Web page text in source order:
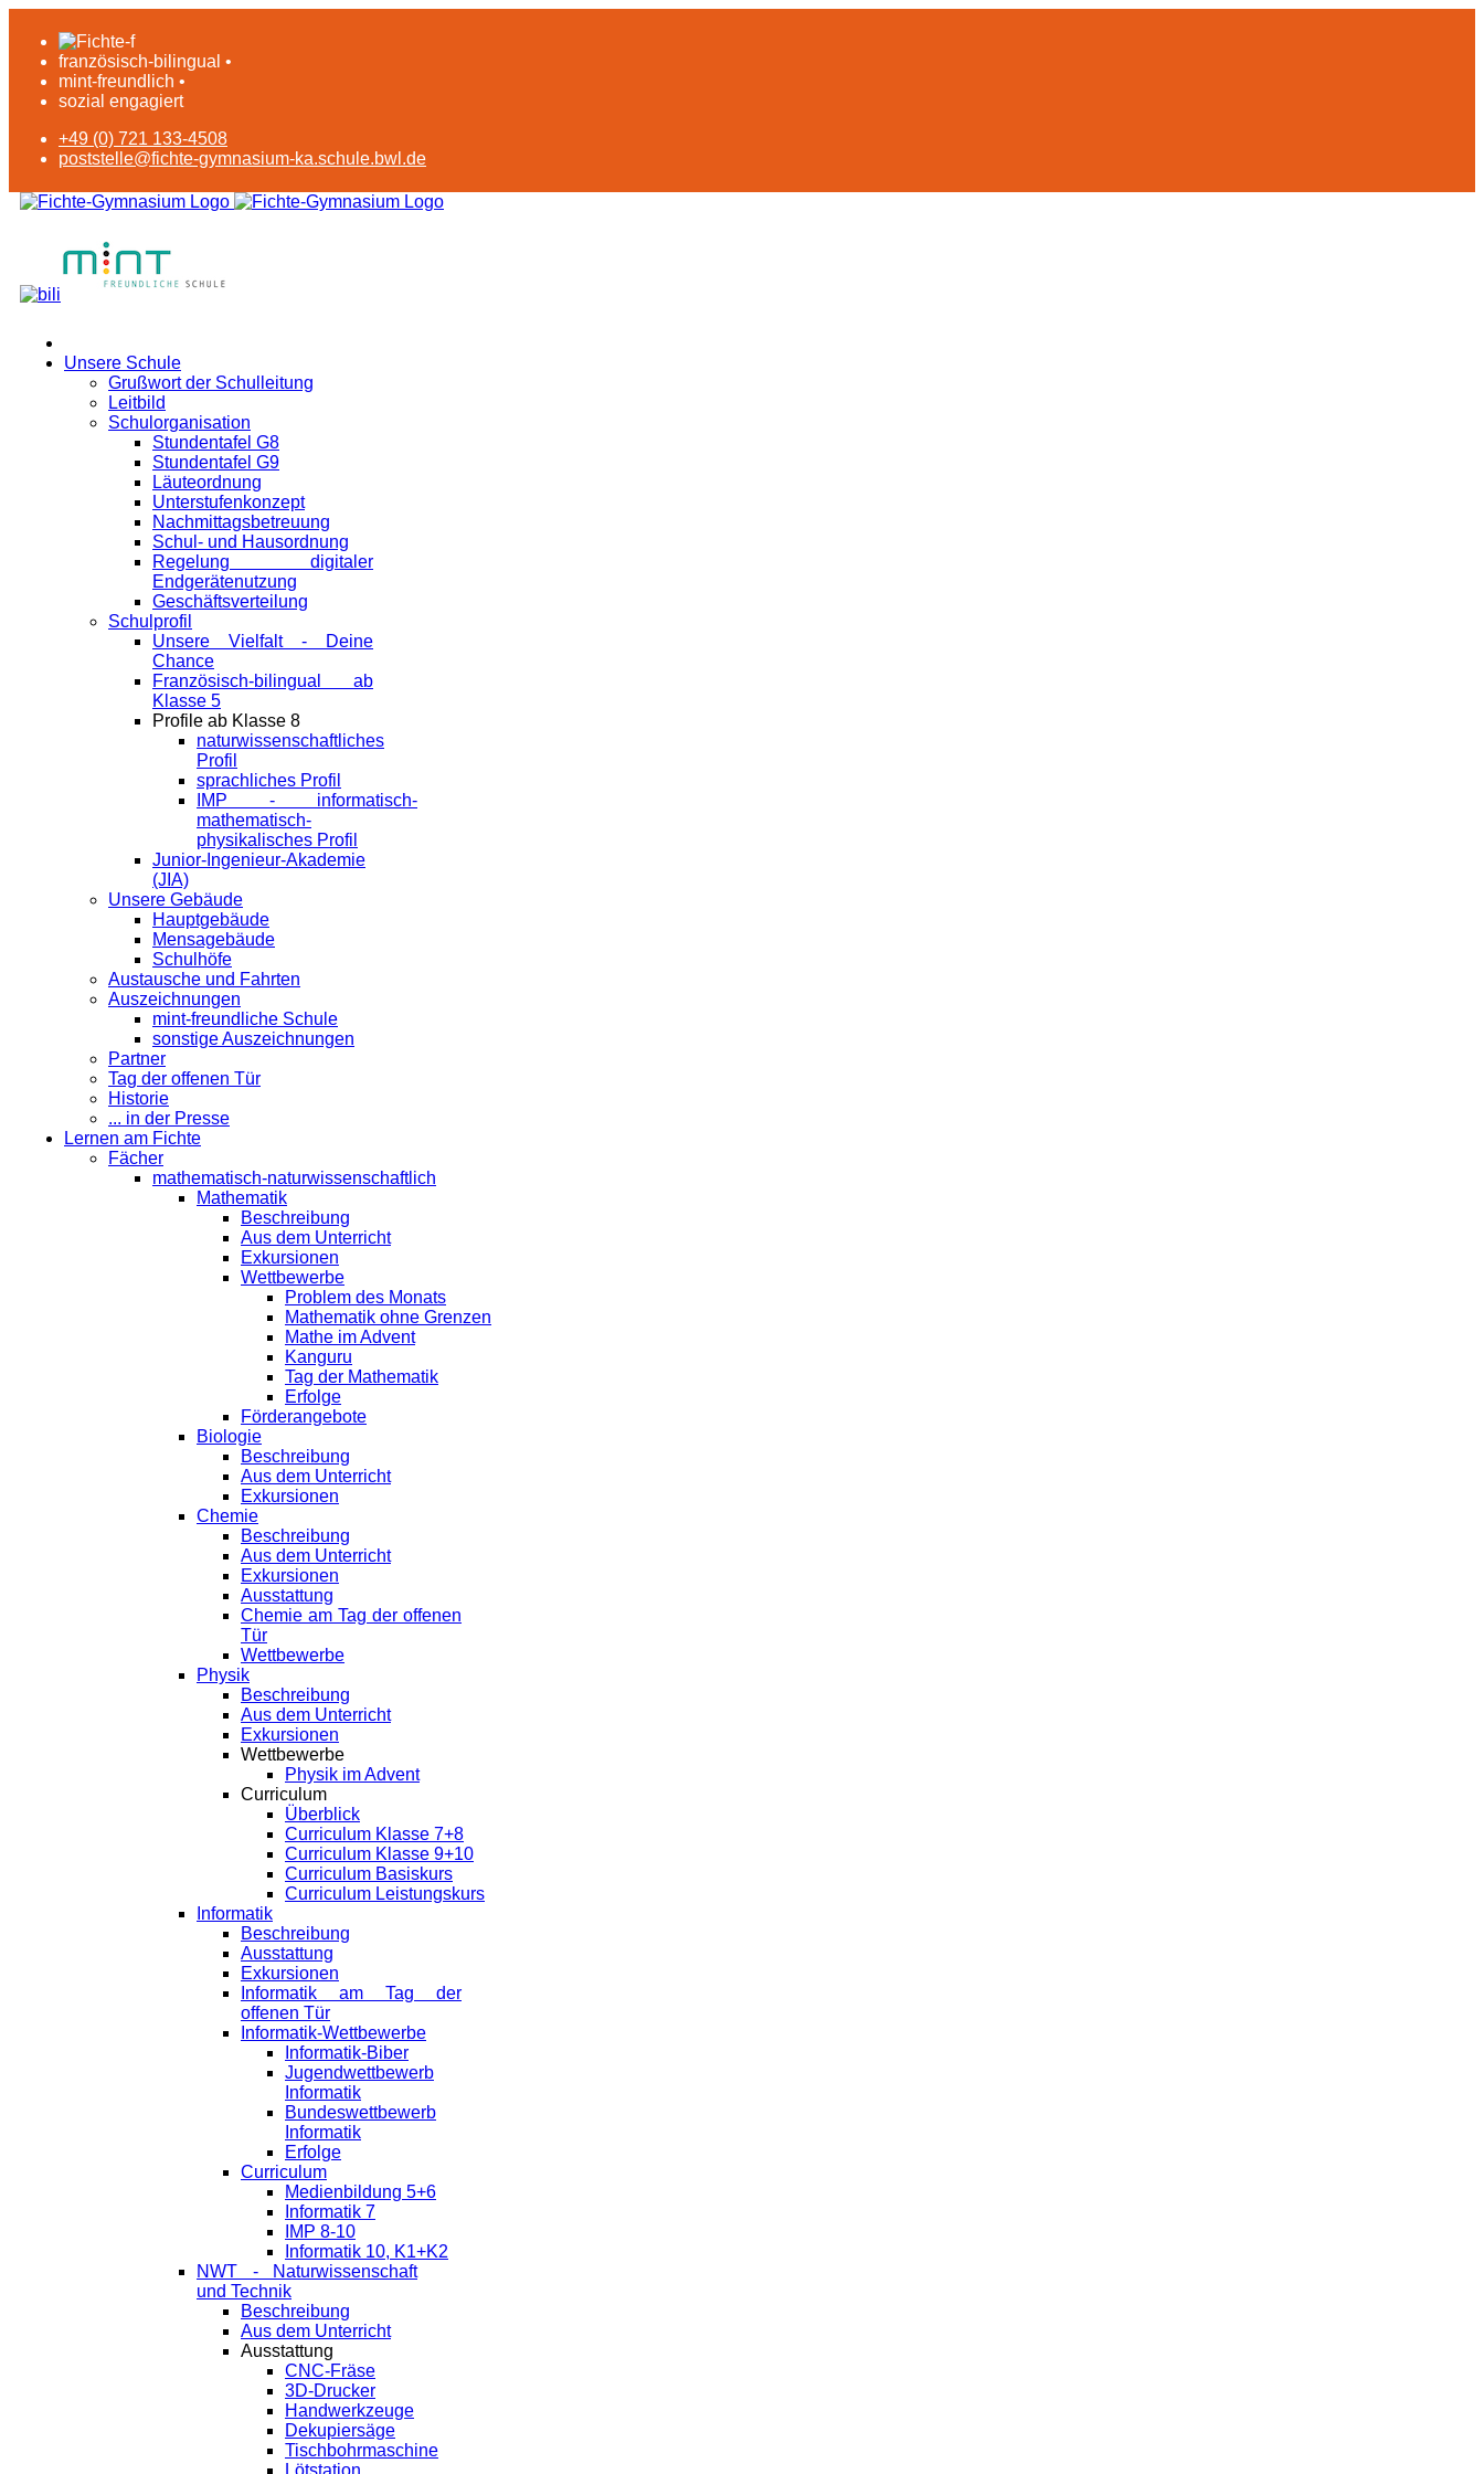
französisch-bilingual •
mint-freundlich •
sozial engagiert
+49 (0) 721 133-4508
poststelle@fichte-gymnasium-ka.schule.bwl.de
Unsere Schule
Grußwort der Schulleitung
Leitbild
Schulorganisation
Stundentafel G8
Stundentafel G9
Läuteordnung
Unterstufenkonzept
Nachmittagsbetreuung
Schul- und Hausordnung
Regelung digitaler
Endgeräte­nutzung
Geschäftsverteilung
Schulprofil
Unsere Vielfalt - Deine
Chance
Französisch-bilingual ab
Klasse 5
Profile ab Klasse 8
naturwissenschaftliches
Profil
sprachliches Profil
IMP - informatisch-
mathematisch-
physikalisches Profil
Junior-Ingenieur-Akademie
(JIA)
Unsere Gebäude
Hauptgebäude
Mensagebäude
Schulhöfe
Austausche und Fahrten
Auszeichnungen
mint-freundliche Schule
sonstige Auszeichnungen
Partner
Tag der offenen Tür
Historie
... in der Presse
Lernen am Fichte
Fächer
mathematisch-naturwissenschaftlich
Mathematik
Beschreibung
Aus dem Unterricht
Exkursionen
Wettbewerbe
Problem des Monats
Mathematik ohne Grenzen
Mathe im Advent
Kanguru
Tag der Mathematik
Erfolge
Förderangebote
Biologie
Beschreibung
Aus dem Unterricht
Exkursionen
Chemie
Beschreibung
Aus dem Unterricht
Exkursionen
Ausstattung
Chemie am Tag der offenen
Tür
Wettbewerbe
Physik
Beschreibung
Aus dem Unterricht
Exkursionen
Wettbewerbe
Physik im Advent
Curriculum
Überblick
Curriculum Klasse 7+8
Curriculum Klasse 9+10
Curriculum Basiskurs
Curriculum Leistungskurs
Informatik
Beschreibung
Ausstattung
Exkursionen
Informatik am Tag der
offenen Tür
Informatik-Wettbewerbe
Informatik-Biber
Jugendwettbewerb
Informatik
Bundeswettbewerb
Informatik
Erfolge
Curriculum
Medienbildung 5+6
Informatik 7
IMP 8-10
Informatik 10, K1+K2
NWT - Naturwissenschaft
und Technik
Beschreibung
Aus dem Unterricht
Ausstattung
CNC-Fräse
3D-Drucker
Handwerkzeuge
Dekupiersäge
Tischbohrmaschine
Lötstation